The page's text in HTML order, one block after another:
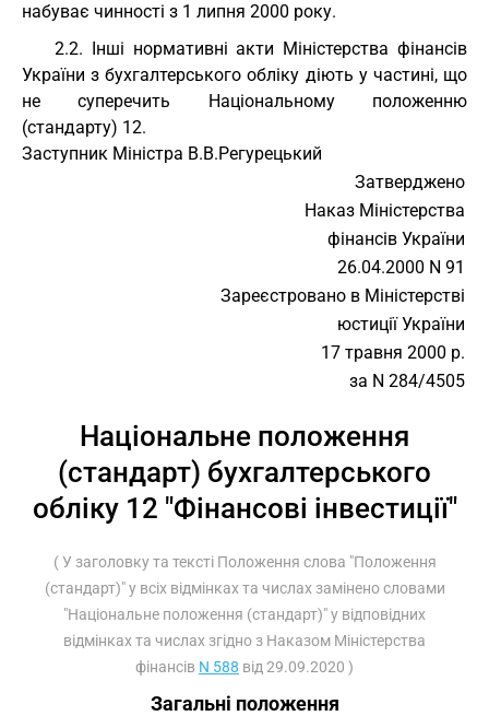
набуває чинності з 1 липня 2000 року.
2.2. Інші нормативні акти Міністерства фінансів
України з бухгалтерського обліку діють у частині, що
не суперечить Національному положенню
(стандарту) 12.
Заступник Міністра В.В.Регурецький
Затверджено
Наказ Міністерства
фінансів України
26.04.2000 N 91
Зареєстровано в Міністерстві
юстиції України
17 травня 2000 р.
за N 284/4505
Національне положення
(стандарт) бухгалтерського
обліку 12 "Фінансові інвестиції"
( У заголовку та тексті Положення слова "Положення
(стандарт)" у всіх відмінках та числах замінено словами
"Національне положення (стандарт)" у відповідних
відмінках та числах згідно з Наказом Міністерства
фінансів N 588 від 29.09.2020 )
Загальні положення